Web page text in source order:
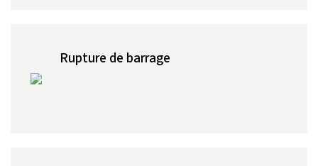
Rupture de barrage